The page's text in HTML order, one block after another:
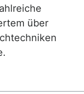
über